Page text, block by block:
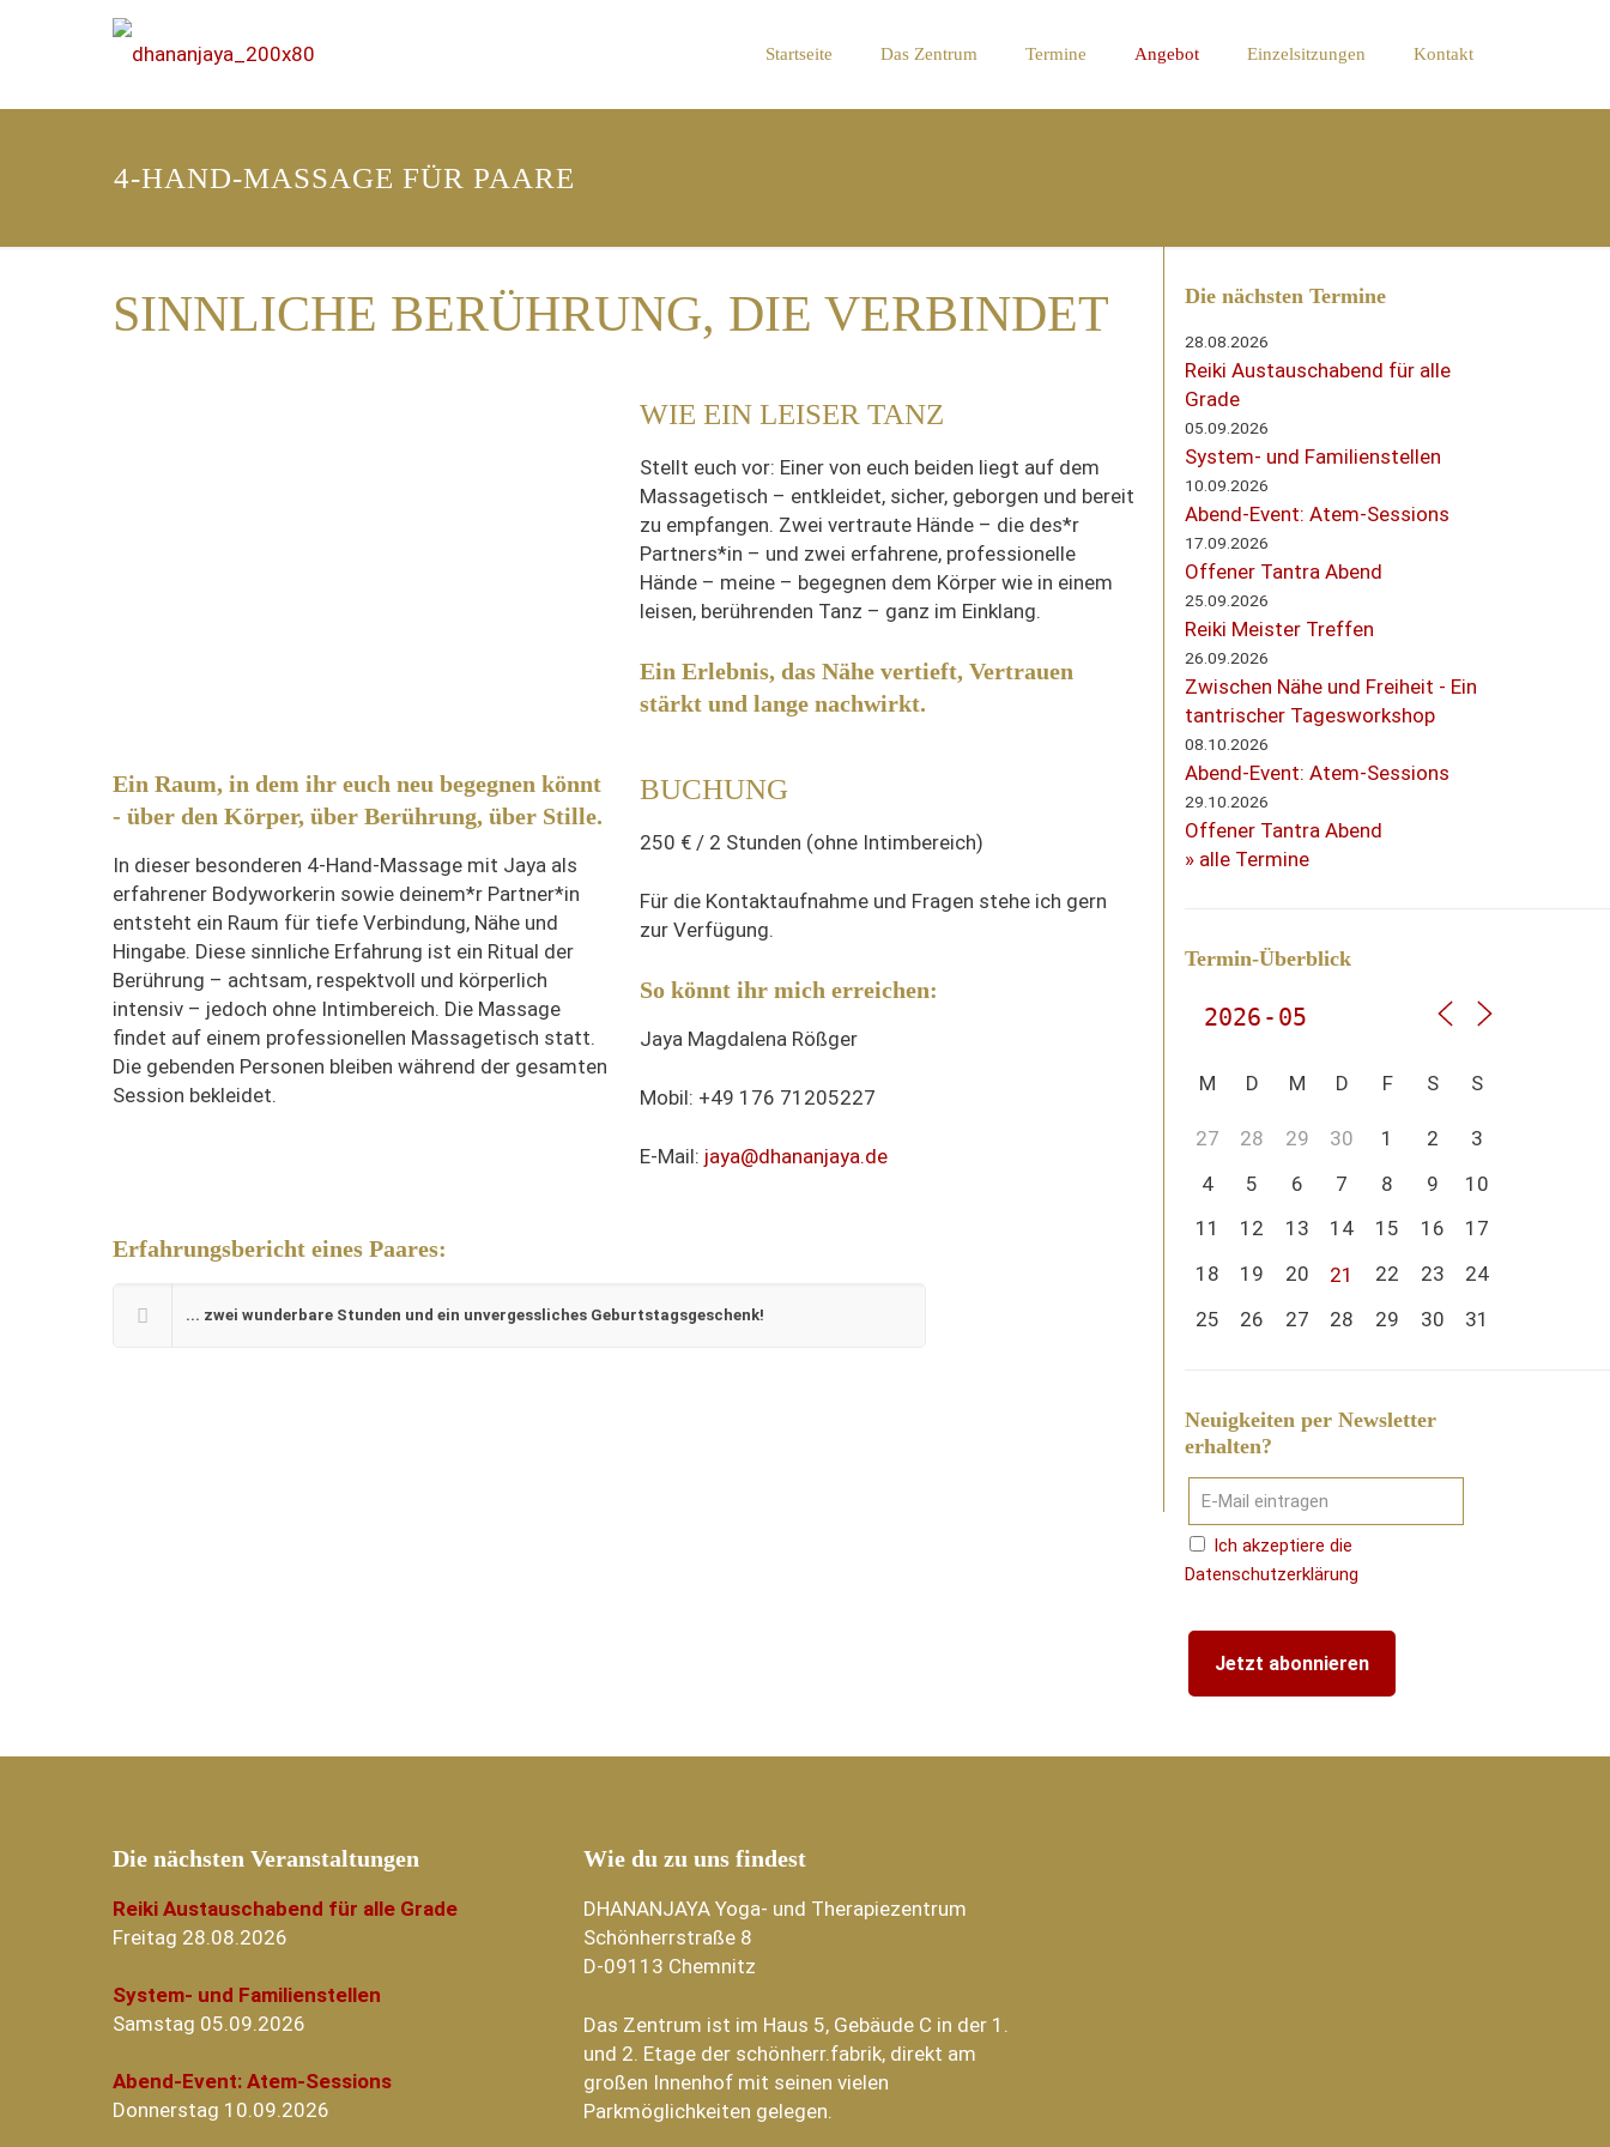
Startseite Das Zentrum Termine Angebot Einzelsitzungen Kontakt
4-HAND-MASSAGE FÜR PAARE
SINNLICHE BERÜHRUNG, DIE VERBINDET
WIE EIN LEISER TANZ
Stellt euch vor: Einer von euch beiden liegt auf dem
Massagetisch – entkleidet, sicher, geborgen und bereit
zu empfangen. Zwei vertraute Hände – die des*r
Partners*in – und zwei erfahrene, professionelle
Hände – meine – begegnen dem Körper wie in einem
leisen, berührenden Tanz – ganz im Einklang.
Ein Erlebnis, das Nähe vertieft, Vertrauen
stärkt und lange nachwirkt.
Ein Raum, in dem ihr euch neu begegnen könnt
- über den Körper, über Berührung, über Stille.
In dieser besonderen 4-Hand-Massage mit Jaya als
erfahrener Bodyworkerin sowie deinem*r Partner*in
entsteht ein Raum für tiefe Verbindung, Nähe und
Hingabe. Diese sinnliche Erfahrung ist ein Ritual der
Berührung – achtsam, respektvoll und körperlich
intensiv – jedoch ohne Intimbereich. Die Massage
findet auf einem professionellen Massagetisch statt.
Die gebenden Personen bleiben während der gesamten
Session bekleidet.
BUCHUNG
250 € / 2 Stunden (ohne Intimbereich)
Für die Kontaktaufnahme und Fragen stehe ich gern
zur Verfügung.
So könnt ihr mich erreichen:
Jaya Magdalena Rößger
Mobil: +49 176 71205227
E-Mail: jaya@dhananjaya.de
Erfahrungsbericht eines Paares:
... zwei wunderbare Stunden und ein unvergessliches Geburtstagsgeschenk!
Die nächsten Termine
28.08.2026
Reiki Austauschabend für alle
Grade
05.09.2026
System- und Familienstellen
10.09.2026
Abend-Event: Atem-Sessions
17.09.2026
Offener Tantra Abend
25.09.2026
Reiki Meister Treffen
26.09.2026
Zwischen Nähe und Freiheit - Ein
tantrischer Tagesworkshop
08.10.2026
Abend-Event: Atem-Sessions
29.10.2026
Offener Tantra Abend
» alle Termine
Termin-Überblick
M D M D F S S
27 28 29 30 1 2
3
4
5 6 7 8 9
10
11
12 13 14 15 16
17
18
19 20 21 22 23
24
25
26 27 28 29 30 31
Neuigkeiten per Newsletter
erhalten?
Ich akzeptiere die
Datenschutzerklärung
Die nächsten Veranstaltungen
Reiki Austauschabend für alle Grade
Freitag 28.08.2026
System- und Familienstellen
Samstag 05.09.2026
Abend-Event: Atem-Sessions
Donnerstag 10.09.2026
Wie du zu uns findest
DHANANJAYA Yoga- und Therapiezentrum
Schönherrstraße 8
D-09113 Chemnitz
Das Zentrum ist im Haus 5, Gebäude C in der 1.
und 2. Etage der schönherr.fabrik, direkt am
großen Innenhof mit seinen vielen
Parkmöglichkeiten gelegen.